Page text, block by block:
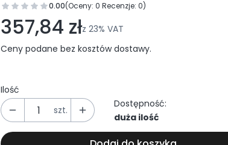
0.00(Oceny: 0 Recenzje: 0)
Przejdź do sekcji Opinie
357,84 złz 23% VAT
Ceny podane bez kosztów dostawy.
Ilość
szt.
Dostępność:
duża ilość